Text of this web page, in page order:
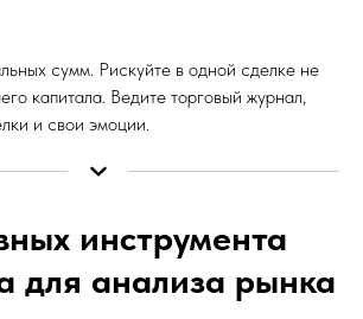
сумм. Рискуйте в одной сделке не
капитала. Ведите торговый журнал,
и свои эмоции.
инструмента
для анализа рынка